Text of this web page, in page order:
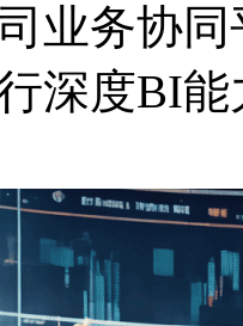
业务协
深度BI能